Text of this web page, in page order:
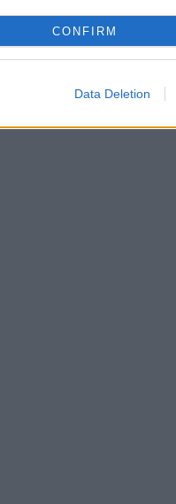
CONFIRM
Data Deletion